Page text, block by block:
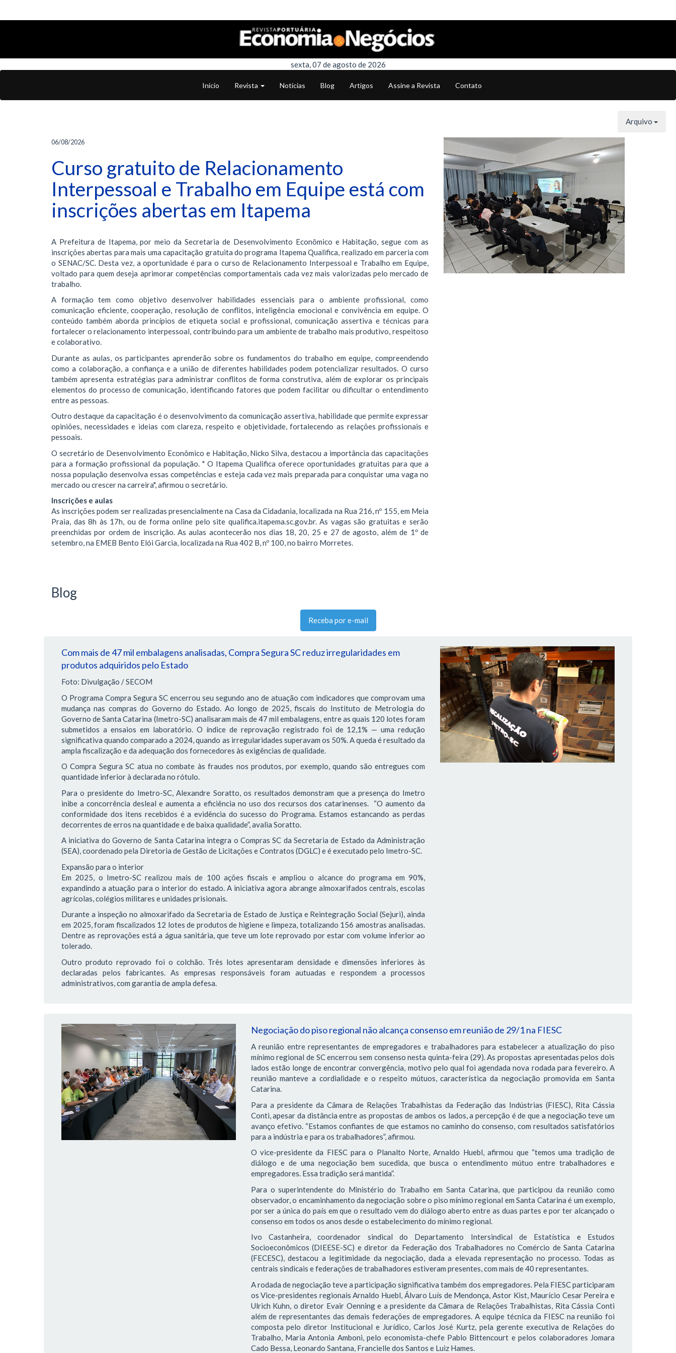
sexta, 07 de agosto de 2026
Início Revista Notícias Blog Artigos Assine a Revista Contato
Arquivo
06/08/2026
Curso gratuito de Relacionamento
Interpessoal e Trabalho em Equipe está com
inscrições abertas em Itapema
A Prefeitura de Itapema, por meio da Secretaria de Desenvolvimento Econômico e Habitação, segue com as
inscrições abertas para mais uma capacitação gratuita do programa Itapema Qualifica, realizado em parceria com
o SENAC/SC. Desta vez, a oportunidade é para o curso de Relacionamento Interpessoal e Trabalho em Equipe,
voltado para quem deseja aprimorar competências comportamentais cada vez mais valorizadas pelo mercado de
trabalho.
A formação tem como objetivo desenvolver habilidades essenciais para o ambiente profissional, como
comunicação eficiente, cooperação, resolução de conflitos, inteligência emocional e convivência em equipe. O
conteúdo também aborda princípios de etiqueta social e profissional, comunicação assertiva e técnicas para
fortalecer o relacionamento interpessoal, contribuindo para um ambiente de trabalho mais produtivo, respeitoso
e colaborativo.
Durante as aulas, os participantes aprenderão sobre os fundamentos do trabalho em equipe, compreendendo
como a colaboração, a confiança e a união de diferentes habilidades podem potencializar resultados. O curso
também apresenta estratégias para administrar conflitos de forma construtiva, além de explorar os principais
elementos do processo de comunicação, identificando fatores que podem facilitar ou dificultar o entendimento
entre as pessoas.
Outro destaque da capacitação é o desenvolvimento da comunicação assertiva, habilidade que permite expressar
opiniões, necessidades e ideias com clareza, respeito e objetividade, fortalecendo as relações profissionais e
pessoais.
O secretário de Desenvolvimento Econômico e Habitação, Nicko Silva, destacou a importância das capacitações
para a formação profissional da população. " O Itapema Qualifica oferece oportunidades gratuitas para que a
nossa população desenvolva essas competências e esteja cada vez mais preparada para conquistar uma vaga no
mercado ou crescer na carreira", afirmou o secretário.
Inscrições e aulas
As inscrições podem ser realizadas presencialmente na Casa da Cidadania, localizada na Rua 216, nº 155, em Meia
Praia, das 8h às 17h, ou de forma online pelo site qualifica.itapema.sc.gov.br. As vagas são gratuitas e serão
preenchidas por ordem de inscrição. As aulas acontecerão nos dias 18, 20, 25 e 27 de agosto, além de 1º de
setembro, na EMEB Bento Elói Garcia, localizada na Rua 402 B, nº 100, no bairro Morretes.
Blog
Receba por e-mail
Com mais de 47 mil embalagens analisadas, Compra Segura SC reduz irregularidades em
produtos adquiridos pelo Estado
Foto: Divulgação / SECOM
O Programa Compra Segura SC encerrou seu segundo ano de atuação com indicadores que comprovam uma
mudança nas compras do Governo do Estado. Ao longo de 2025, fiscais do Instituto de Metrologia do
Governo de Santa Catarina (Imetro-SC) analisaram mais de 47 mil embalagens, entre as quais 120 lotes foram
submetidos a ensaios em laboratório. O índice de reprovação registrado foi de 12,1% — uma redução
significativa quando comparado a 2024, quando as irregularidades superavam os 50%. A queda é resultado da
ampla fiscalização e da adequação dos fornecedores às exigências de qualidade.
O Compra Segura SC atua no combate às fraudes nos produtos, por exemplo, quando são entregues com
quantidade inferior à declarada no rótulo.
Para o presidente do Imetro-SC, Alexandre Soratto, os resultados demonstram que a presença do Imetro
inibe a concorrência desleal e aumenta a eficiência no uso dos recursos dos catarinenses. “O aumento da
conformidade dos itens recebidos é a evidência do sucesso do Programa. Estamos estancando as perdas
decorrentes de erros na quantidade e de baixa qualidade”, avalia Soratto.
A iniciativa do Governo de Santa Catarina integra o Compras SC da Secretaria de Estado da Administração
(SEA), coordenado pela Diretoria de Gestão de Licitações e Contratos (DGLC) e é executado pelo Imetro-SC.
Expansão para o interior
Em 2025, o Imetro-SC realizou mais de 100 ações fiscais e ampliou o alcance do programa em 90%,
expandindo a atuação para o interior do estado. A iniciativa agora abrange almoxarifados centrais, escolas
agrícolas, colégios militares e unidades prisionais.
Durante a inspeção no almoxarifado da Secretaria de Estado de Justiça e Reintegração Social (Sejuri), ainda
em 2025, foram fiscalizados 12 lotes de produtos de higiene e limpeza, totalizando 156 amostras analisadas.
Dentre as reprovações está a água sanitária, que teve um lote reprovado por estar com volume inferior ao
tolerado.
Outro produto reprovado foi o colchão. Três lotes apresentaram densidade e dimensões inferiores às
declaradas pelos fabricantes. As empresas responsáveis foram autuadas e respondem a processos
administrativos, com garantia de ampla defesa.
Negociação do piso regional não alcança consenso em reunião de 29/1 na FIESC
A reunião entre representantes de empregadores e trabalhadores para estabelecer a atualização do piso
mínimo regional de SC encerrou sem consenso nesta quinta-feira (29). As propostas apresentadas pelos dois
lados estão longe de encontrar convergência, motivo pelo qual foi agendada nova rodada para fevereiro. A
reunião manteve a cordialidade e o respeito mútuos, característica da negociação promovida em Santa
Catarina.
Para a presidente da Câmara de Relações Trabalhistas da Federação das Indústrias (FIESC), Rita Cássia
Conti, apesar da distância entre as propostas de ambos os lados, a percepção é de que a negociação teve um
avanço efetivo. “Estamos confiantes de que estamos no caminho do consenso, com resultados satisfatórios
para a indústria e para os trabalhadores”, afirmou.
O vice-presidente da FIESC para o Planalto Norte, Arnaldo Huebl, afirmou que “temos uma tradição de
diálogo e de uma negociação bem sucedida, que busca o entendimento mútuo entre trabalhadores e
empregadores. Essa tradição será mantida”.
Para o superintendente do Ministério do Trabalho em Santa Catarina, que participou da reunião como
observador, o encaminhamento da negociação sobre o piso mínimo regional em Santa Catarina é um exemplo,
por ser a única do país em que o resultado vem do diálogo aberto entre as duas partes e por ter alcançado o
consenso em todos os anos desde o estabelecimento do mínimo regional.
Ivo Castanheira, coordenador sindical do Departamento Intersindical de Estatística e Estudos
Socioeconômicos (DIEESE-SC) e diretor da Federação dos Trabalhadores no Comércio de Santa Catarina
(FECESC), destacou a legitimidade da negociação, dada a elevada representação no processo. Todas as
centrais sindicais e federações de trabalhadores estiveram presentes, com mais de 40 representantes.
A rodada de negociação teve a participação significativa também dos empregadores. Pela FIESC participaram
os Vice-presidentes regionais Arnaldo Huebl, Álvaro Luís de Mendonça, Astor Kist, Maurício Cesar Pereira e
Ulrich Kuhn, o diretor Evair Oenning e a presidente da Câmara de Relações Trabalhistas, Rita Cássia Conti
além de representantes das demais federações de empregadores. A equipe técnica da FIESC na reunião foi
composta pelo diretor Institucional e Jurídico, Carlos José Kurtz, pela gerente executiva de Relações do
Trabalho, Maria Antonia Amboni, pelo economista-chefe Pablo Bittencourt e pelos colaboradores Jomara
Cado Bessa, Leonardo Santana, Francielle dos Santos e Luiz Hames.